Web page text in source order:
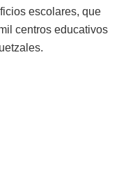
escolares, que
centros educativos